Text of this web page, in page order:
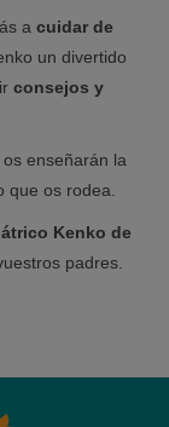
a cuidar de
un divertido
consejos y
enseñarán la
que os rodea.
Kenko de
padres.